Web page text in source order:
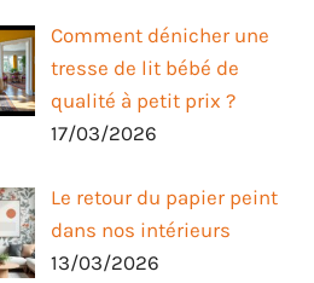
Comment dénicher une
tresse de lit bébé de
qualité à petit prix ?
17/03/2026
Le retour du papier peint
dans nos intérieurs
13/03/2026